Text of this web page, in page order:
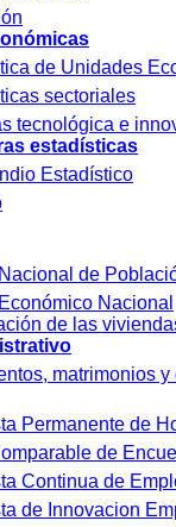
de Unidades
sectoriales
tecnológica e
estadísticas
Estadístico
de
Nacional
de las
matrimonios
Permanente de
de
Continua de
de Innovacion